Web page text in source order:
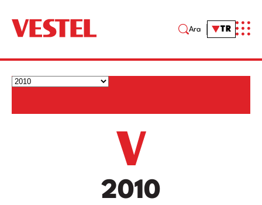
Ara TR
2010